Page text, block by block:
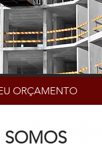
ORÇAMENTO